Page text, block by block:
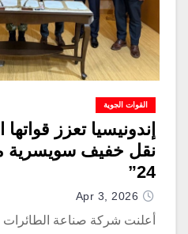
القوات الجوية
نقل خفيف
24”
Apr 3, 2026
أعلنت شركة صناعة الطائرات